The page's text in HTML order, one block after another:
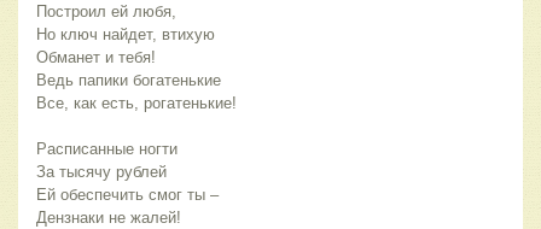
Построил ей любя,
Но ключ найдет, втихую
Обманет и тебя!
Ведь папики богатенькие
Все, как есть, рогатенькие!
Расписанные ногти
За тысячу рублей
Ей обеспечить смог ты –
Дензнаки не жалей!